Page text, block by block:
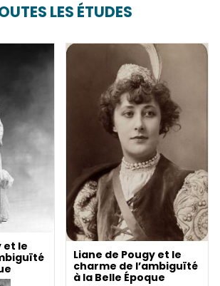
LES ÉTUDES
et le
Liane de Pougy et le
charme de l’ambiguïté
à la Belle Époque